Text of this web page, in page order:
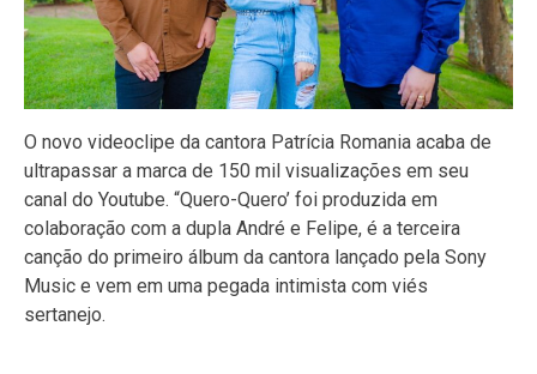
O novo videoclipe da cantora Patrícia Romania acaba de
ultrapassar a marca de 150 mil visualizações em seu
canal do Youtube. “Quero-Quero’ foi produzida em
colaboração com a dupla André e Felipe, é a terceira
canção do primeiro álbum da cantora lançado pela Sony
Music e vem em uma pegada intimista com viés
sertanejo.